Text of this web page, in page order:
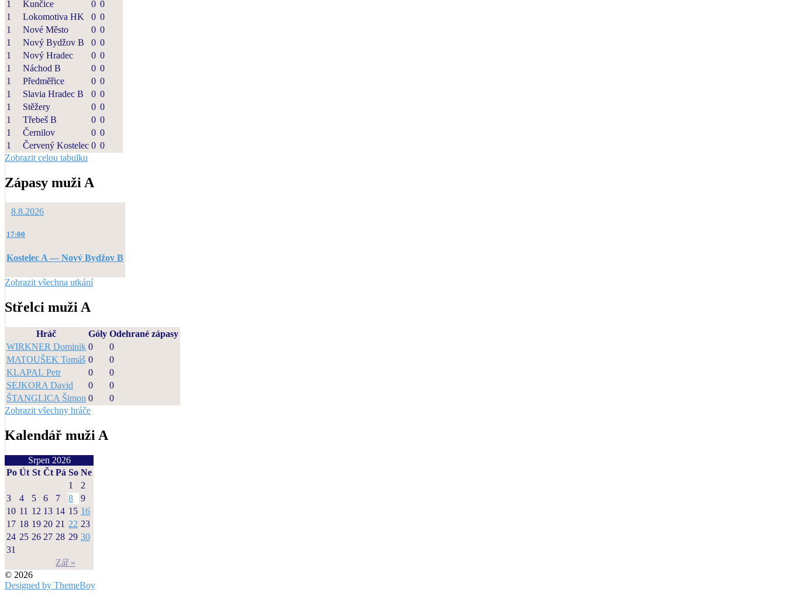
1
Kunčice 0 0
1
Lokomotiva HK 0 0
1
Nové Město 0 0
1
Nový Bydžov B 0 0
1
Nový Hradec 0 0
1
Náchod B 0 0
1
Předměřice 0 0
1
Slavia Hradec B 0 0
1
Stěžery 0 0
1
Třebeš B 0 0
1
Černilov 0 0
1
Červený Kostelec 0 0
Zobrazit celou tabulku
Zápasy muži A
8.8.2026
17:00
Kostelec A — Nový Bydžov B
Zobrazit všechna utkání
Střelci muži A
Hráč Góly Odehrané zápasy
WIRKNER Dominik 0
0
MATOUŠEK Tomáš 0
0
KLAPAL Petr
0
0
SEJKORA David
0
0
ŠTANGLICA Šimon 0
0
Zobrazit všechny hráče
Kalendář muži A
Srpen 2026
Po Út St Čt Pá So Ne
Zář »
1
2
3
4 5 6 7 8
9
10 11 12 13 14 15 16
17 18 19 20 21 22 23
24 25 26 27 28 29 30
31
© 2026
Designed by ThemeBoy